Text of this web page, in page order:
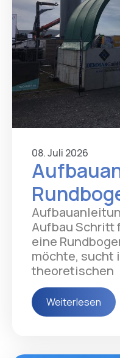
08. Juli 2026
Aufbau Schritt
eine
möchte, sucht
theoretischen
Weiterlesen